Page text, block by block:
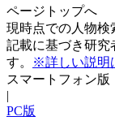
ページトップへ
現時点での人物検
記載に基づき研究
す。
※詳しい説明
スマートフォン版
|
PC版